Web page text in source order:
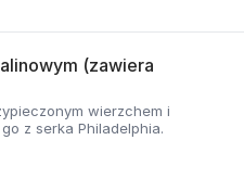
(zawiera
wierzchem i
z serka Philadelphia.